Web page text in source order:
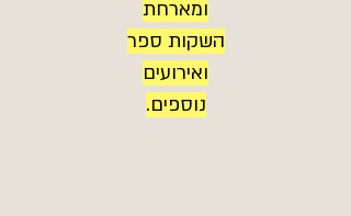
ומארחת
השקות ספר
ואירועים
נוספים.